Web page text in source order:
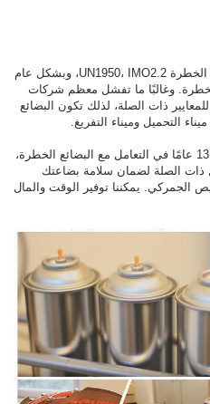
ينتمي إلى البضائع الخطرة UN1950، IMO2.2، وبشكل عام
وغالبًا ما تفشل معظم شركات
ذات الصلة، لذلك تكون البضائع
التحميل وميناء التفريغ.
لدى وكلاء الشحن لدينا خبرة تزيد عن 13 عامًا في التعامل مع البضائع الخطرة،
ذات الصلة لضمان سلامة بضاعتك
الجمركي. يمكننا توفير الوقت والمال